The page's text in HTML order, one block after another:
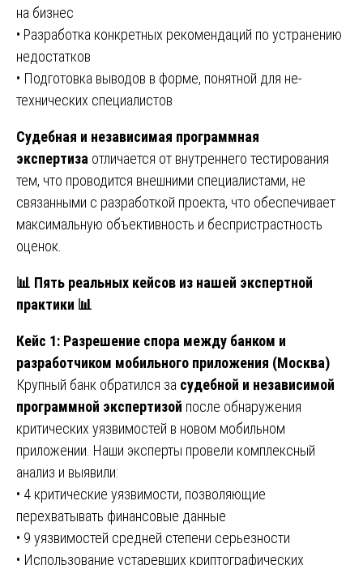
на бизнес
• Разработка конкретных рекомендаций по устранению
недостатков
• Подготовка выводов в форме, понятной для не-
технических специалистов
Судебная и независимая программная
экспертиза отличается от внутреннего тестирования
тем, что проводится внешними специалистами, не
связанными с разработкой проекта, что обеспечивает
максимальную объективность и беспристрастность
оценок.
📊 Пять реальных кейсов из нашей экспертной
практики 📊
Кейс 1: Разрешение спора между банком и
разработчиком мобильного приложения (Москва)
Крупный банк обратился за судебной и независимой
программной экспертизой после обнаружения
критических уязвимостей в новом мобильном
приложении. Наши эксперты провели комплексный
анализ и выявили:
• 4 критические уязвимости, позволяющие
перехватывать финансовые данные
• 9 уязвимостей средней степени серьезности
• Использование устаревших криптографических